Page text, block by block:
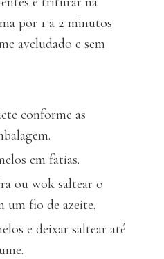
por 1 a 2 minutos
aveludado e sem
conforme as
em fatias.
ou wok saltear o
um fio de azeite.
e deixar saltear até